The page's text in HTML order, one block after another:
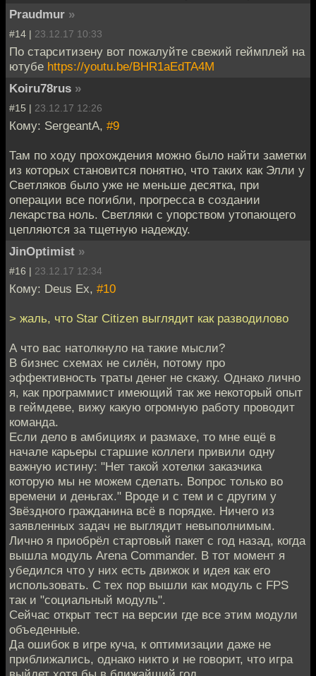
Praudmur »
#14 | 23.12.17 10:33
По старситизену вот пожалуйте свежий геймплей на
ютубе https://youtu.be/BHR1aEdTA4M
Koiru78rus »
#15 | 23.12.17 12:26
Кому: SergeantA, #9
Там по ходу прохождения можно было найти заметки
из которых становится понятно, что таких как Элли у
Светляков было уже не меньше десятка, при
операции все погибли, прогресса в создании
лекарства ноль. Светляки с упорством утопающего
цепляются за тщетную надежду.
JinOptimist »
#16 | 23.12.17 12:34
Кому: Deus Ex, #10
> жаль, что Star Citizen выглядит как разводилово
А что вас натолкнуло на такие мысли?
В бизнес схемах не силён, потому про
эффективность траты денег не скажу. Однако лично
я, как программист имеющий так же некоторый опыт
в геймдеве, вижу какую огромную работу проводит
команда.
Если дело в амбициях и размахе, то мне ещё в
начале карьеры старшие коллеги привили одну
важную истину: "Нет такой хотелки заказчика
которую мы не можем сделать. Вопрос только во
времени и деньгах." Вроде и с тем и с другим у
Звёздного гражданина всё в порядке. Ничего из
заявленных задач не выглядит невыполнимым.
Лично я приобрёл стартовый пакет с год назад, когда
вышла модуль Arena Commander. В тот момент я
убедился что у них есть движок и идея как его
использовать. С тех пор вышли как модуль с FPS
так и "социальный модуль".
Сейчас открыт тест на версии где все этим модули
объеденные.
Да ошибок в игре куча, к оптимизации даже не
приближались, однако никто и не говорит, что игра